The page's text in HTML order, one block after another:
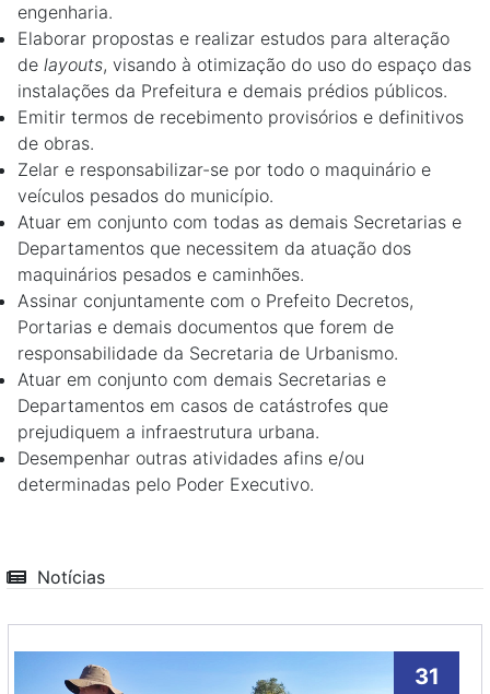
engenharia.
Elaborar propostas e realizar estudos para alteração
de layouts, visando à otimização do uso do espaço das
instalações da Prefeitura e demais prédios públicos.
Emitir termos de recebimento provisórios e definitivos
de obras.
Zelar e responsabilizar-se por todo o maquinário e
veículos pesados do município.
Atuar em conjunto com todas as demais Secretarias e
Departamentos que necessitem da atuação dos
maquinários pesados e caminhões.
Assinar conjuntamente com o Prefeito Decretos,
Portarias e demais documentos que forem de
responsabilidade da Secretaria de Urbanismo.
Atuar em conjunto com demais Secretarias e
Departamentos em casos de catástrofes que
prejudiquem a infraestrutura urbana.
Desempenhar outras atividades afins e/ou
determinadas pelo Poder Executivo.
Notícias
31